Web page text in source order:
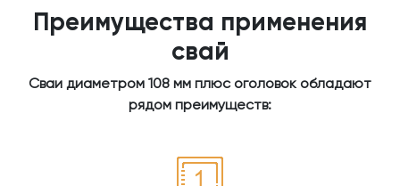
Преимущества применения
свай
Сваи диаметром 108 мм плюс оголовок обладают
рядом преимуществ: